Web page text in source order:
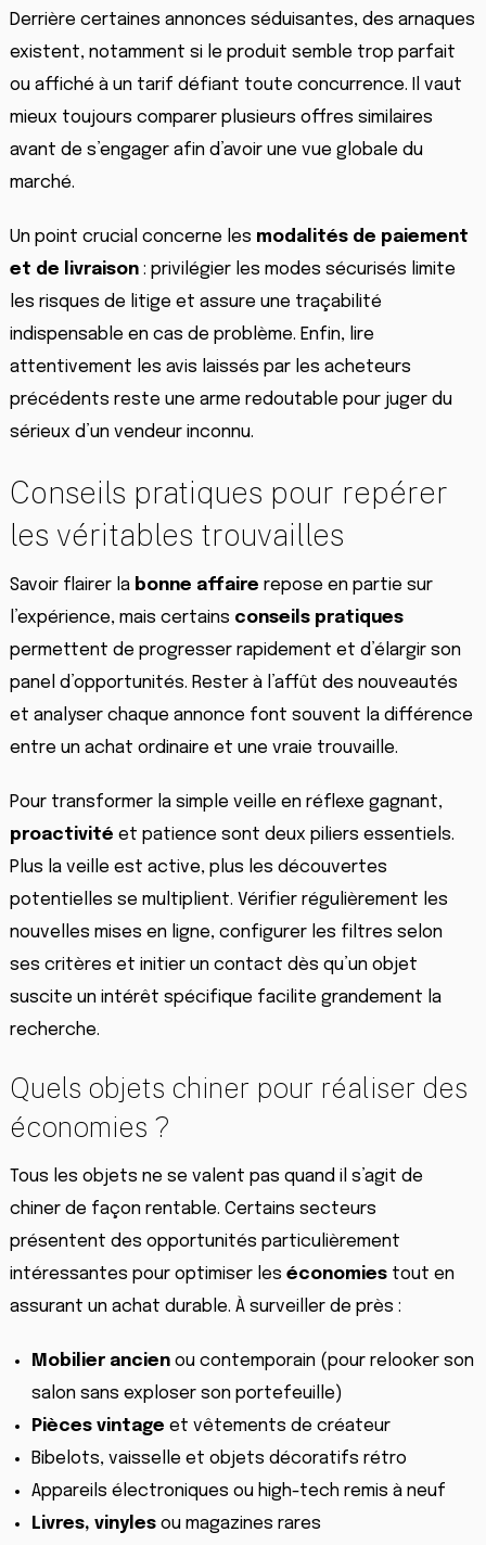
Derrière certaines annonces séduisantes, des arnaques
existent, notamment si le produit semble trop parfait
ou affiché à un tarif défiant toute concurrence. Il vaut
mieux toujours comparer plusieurs offres similaires
avant de s’engager afin d’avoir une vue globale du
marché.
Un point crucial concerne les modalités de paiement
et de livraison: privilégier les modes sécurisés limite
les risques de litige et assure une traçabilité
indispensable en cas de problème. Enfin, lire
attentivement les avis laissés par les acheteurs
précédents reste une arme redoutable pour juger du
sérieux d’un vendeur inconnu.
Conseils pratiques pour repérer
les véritables trouvailles
Savoir flairer la bonne affaire repose en partie sur
l’expérience, mais certains conseils pratiques
permettent de progresser rapidement et d’élargir son
panel d’opportunités. Rester à l’affût des nouveautés
et analyser chaque annonce font souvent la différence
entre un achat ordinaire et une vraie trouvaille.
Pour transformer la simple veille en réflexe gagnant,
proactivité et patience sont deux piliers essentiels.
Plus la veille est active, plus les découvertes
potentielles se multiplient. Vérifier régulièrement les
nouvelles mises en ligne, configurer les filtres selon
ses critères et initier un contact dès qu’un objet
suscite un intérêt spécifique facilite grandement la
recherche.
Quels objets chiner pour réaliser des
économies ?
Tous les objets ne se valent pas quand il s’agit de
chiner de façon rentable. Certains secteurs
présentent des opportunités particulièrement
intéressantes pour optimiser les économiestout en
assurant un achat durable. À surveiller de près :
Mobilier ancienou contemporain (pour relooker son
salon sans exploser son portefeuille)
Pièces vintage et vêtements de créateur
Bibelots, vaisselle et objets décoratifs rétro
Appareils électroniques ou high-tech remis à neuf
Livres, vinylesou magazines rares